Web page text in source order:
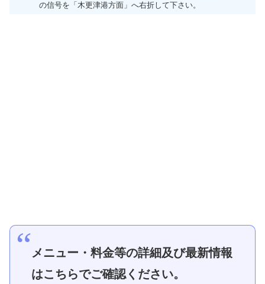
の信号を「木更津港方面」へ右折して下さい。
メニュー・料金等の詳細及び最新情報
はこちらでご確認ください。